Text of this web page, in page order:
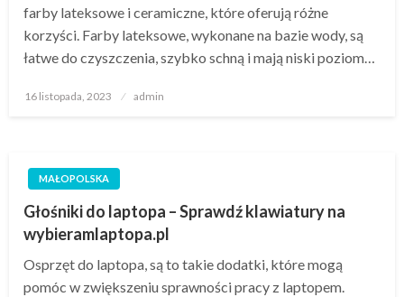
farby lateksowe i ceramiczne, które oferują różne
korzyści. Farby lateksowe, wykonane na bazie wody, są
łatwe do czyszczenia, szybko schną i mają niski poziom…
Opublikowane
16 listopada, 2023 admin
MAŁOPOLSKA
Głośniki do laptopa – Sprawdź klawiatury na
wybieramlaptopa.pl
Osprzęt do laptopa, są to takie dodatki, które mogą
pomóc w zwiększeniu sprawności pracy z laptopem.